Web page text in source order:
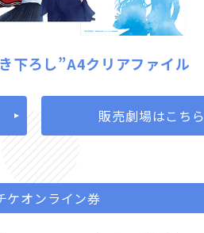
下ろし”A4クリアファイル
販売劇場はこちら
ケオンライン券